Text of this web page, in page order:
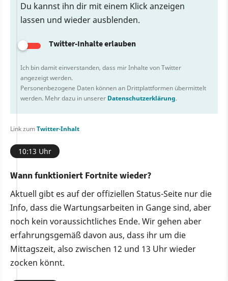
Du kannst ihn dir mit einem Klick anzeigen
lassen und wieder ausblenden.
Twitter-Inhalte erlauben
Ich bin damit einverstanden, dass mir Inhalte von Twitter
angezeigt werden.
Personenbezogene Daten können an Drittplattformen übermittelt
werden. Mehr dazu in unserer Datenschutzerklärung.
Link zumTwitter-Inhalt
10:13 Uhr
Wann funktioniert Fortnite wieder?
Aktuell gibt es auf der offiziellen Status-Seite nur die
Info, dass die Wartungsarbeiten in Gange sind, aber
noch kein voraussichtliches Ende. Wir gehen aber
erfahrungsgemäß davon aus, dass ihr um die
Mittagszeit, also zwischen 12 und 13 Uhr wieder
zocken könnt.